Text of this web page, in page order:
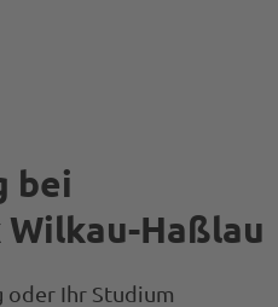
bei
Haßlau
oder Ihr Studium